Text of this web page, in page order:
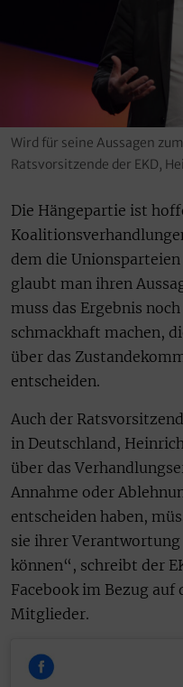
Wird für seine Aussagen
Ratsvorsitzende der EKD,
Die Hängepartie ist
dem die Unionsparteien
glaubt man ihren
muss das Ergebnis
schmackhaft machen,
über das
entscheiden.
Auch der
in Deutschland,
über das
Annahme oder
entscheiden haben,
sie ihrer
können“, schreibt der
Facebook im Bezug auf
Mitglieder.